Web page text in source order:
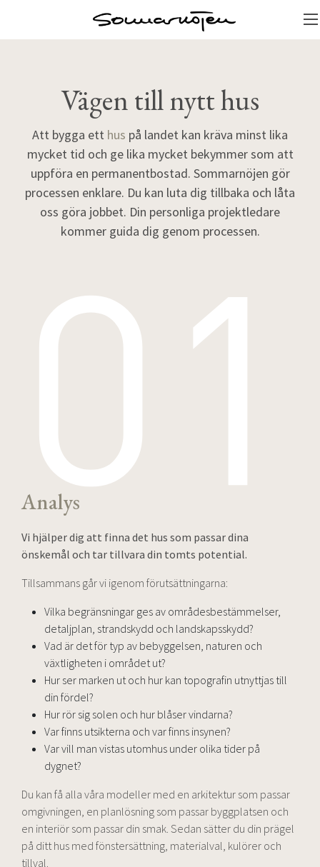
Vägen till nytt hus
Att bygga ett hus på landet kan kräva minst lika
mycket tid och ge lika mycket bekymmer som att
uppföra en permanentbostad. Sommarnöjen gör
processen enklare. Du kan luta dig tillbaka och låta
oss göra jobbet. Din personliga projektledare
kommer guida dig genom processen.
Analys
Vi hjälper dig att finna det hus som passar dina
önskemål och tar tillvara din tomts potential.
Tillsammans går vi igenom förutsättningarna:
Vilka begränsningar ges av områdesbestämmelser,
detaljplan, strandskydd och landskapsskydd?
Vad är det för typ av bebyggelsen, naturen och
växtligheten i området ut?
Hur ser marken ut och hur kan topografin utnyttjas till
din fördel?
Hur rör sig solen och hur blåser vindarna?
Var finns utsikterna och var finns insynen?
Var vill man vistas utomhus under olika tider på
dygnet?
Du kan få alla våra modeller med en arkitektur som passar
omgivningen, en planlösning som passar byggplatsen och
en interiör som passar din smak. Sedan sätter du din prägel
på ditt hus med fönstersättning, materialval, kulörer och
tillval.